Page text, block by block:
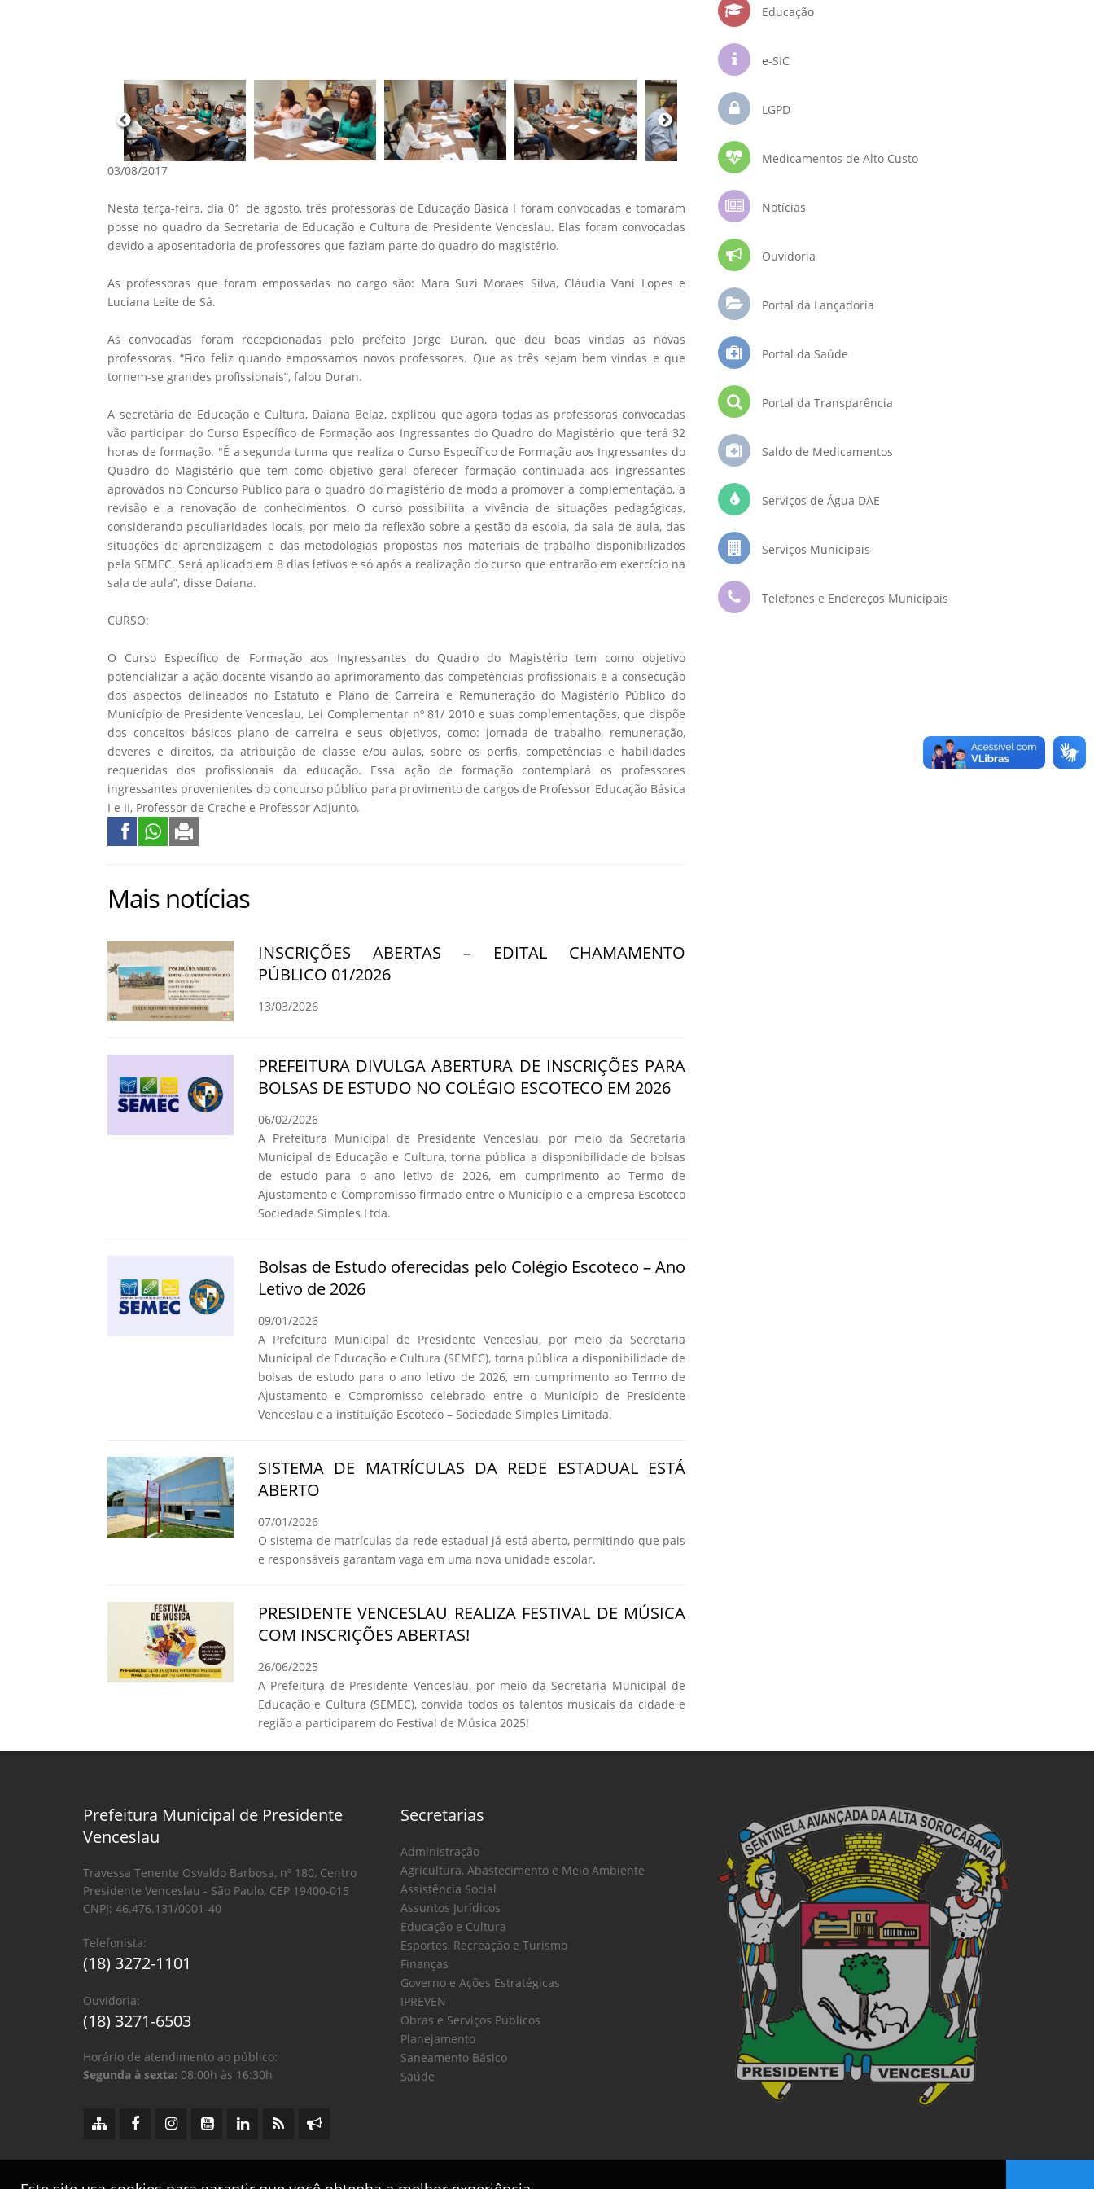
03/08/2017
Nesta terça-feira, dia 01 de agosto, três professoras de Educação Básica I foram convocadas e tomaram
posse no quadro da Secretaria de Educação e Cultura de Presidente Venceslau. Elas foram convocadas
devido a aposentadoria de professores que faziam parte do quadro do magistério.
As professoras que foram empossadas no cargo são: Mara Suzi Moraes Silva, Cláudia Vani Lopes e
Luciana Leite de Sá.
As convocadas foram recepcionadas pelo prefeito Jorge Duran, que deu boas vindas as novas
professoras. “Fico feliz quando empossamos novos professores. Que as três sejam bem vindas e que
tornem-se grandes profissionais”, falou Duran.
A secretária de Educação e Cultura, Daiana Belaz, explicou que agora todas as professoras convocadas
vão participar do Curso Específico de Formação aos Ingressantes do Quadro do Magistério, que terá 32
horas de formação. "É a segunda turma que realiza o Curso Específico de Formação aos Ingressantes do
Quadro do Magistério que tem como objetivo geral oferecer formação continuada aos ingressantes
aprovados no Concurso Público para o quadro do magistério de modo a promover a complementação, a
revisão e a renovação de conhecimentos. O curso possibilita a vivência de situações pedagógicas,
considerando peculiaridades locais, por meio da reflexão sobre a gestão da escola, da sala de aula, das
situações de aprendizagem e das metodologias propostas nos materiais de trabalho disponibilizados
pela SEMEC. Será aplicado em 8 dias letivos e só após a realização do curso que entrarão em exercício na
sala de aula”, disse Daiana.
CURSO:
O Curso Específico de Formação aos Ingressantes do Quadro do Magistério tem como objetivo
potencializar a ação docente visando ao aprimoramento das competências profissionais e a consecução
dos aspectos delineados no Estatuto e Plano de Carreira e Remuneração do Magistério Público do
Município de Presidente Venceslau, Lei Complementar nº 81/ 2010 e suas complementações, que dispõe
dos conceitos básicos plano de carreira e seus objetivos, como: jornada de trabalho, remuneração,
deveres e direitos, da atribuição de classe e/ou aulas, sobre os perfis, competências e habilidades
requeridas dos profissionais da educação. Essa ação de formação contemplará os professores
ingressantes provenientes do concurso público para provimento de cargos de Professor Educação Básica
I e II, Professor de Creche e Professor Adjunto.
Mais notícias
INSCRIÇÕES ABERTAS – EDITAL CHAMAMENTO
PÚBLICO 01/2026
13/03/2026
PREFEITURA DIVULGA ABERTURA DE INSCRIÇÕES PARA
BOLSAS DE ESTUDO NO COLÉGIO ESCOTECO EM 2026
06/02/2026
A Prefeitura Municipal de Presidente Venceslau, por meio da Secretaria
Municipal de Educação e Cultura, torna pública a disponibilidade de bolsas
de estudo para o ano letivo de 2026, em cumprimento ao Termo de
Ajustamento e Compromisso firmado entre o Município e a empresa Escoteco
Sociedade Simples Ltda.
Bolsas de Estudo oferecidas pelo Colégio Escoteco – Ano
Letivo de 2026
09/01/2026
A Prefeitura Municipal de Presidente Venceslau, por meio da Secretaria
Municipal de Educação e Cultura (SEMEC), torna pública a disponibilidade de
bolsas de estudo para o ano letivo de 2026, em cumprimento ao Termo de
Ajustamento e Compromisso celebrado entre o Município de Presidente
Venceslau e a instituição Escoteco – Sociedade Simples Limitada.
SISTEMA DE MATRÍCULAS DA REDE ESTADUAL ESTÁ
ABERTO
07/01/2026
O sistema de matrículas da rede estadual já está aberto, permitindo que pais
e responsáveis garantam vaga em uma nova unidade escolar.
PRESIDENTE VENCESLAU REALIZA FESTIVAL DE MÚSICA
COM INSCRIÇÕES ABERTAS!
26/06/2025
A Prefeitura de Presidente Venceslau, por meio da Secretaria Municipal de
Educação e Cultura (SEMEC), convida todos os talentos musicais da cidade e
região a participarem do Festival de Música 2025!
Educação
e-SIC
LGPD
Medicamentos de Alto Custo
Notícias
Ouvidoria
Portal da Lançadoria
Portal da Saúde
Portal da Transparência
Saldo de Medicamentos
Serviços de Água DAE
Serviços Municipais
Telefones e Endereços Municipais
Prefeitura Municipal de Presidente
Venceslau
Travessa Tenente Osvaldo Barbosa, nº 180, Centro
Presidente Venceslau - São Paulo, CEP 19400-015
CNPJ: 46.476.131/0001-40
Telefonista:
(18) 3272-1101
Ouvidoria:
(18) 3271-6503
Horário de atendimento ao público:
Segunda à sexta: 08:00h às 16:30h
Secretarias
Administração
Agricultura, Abastecimento e Meio Ambiente
Assistência Social
Assuntos Jurídicos
Educação e Cultura
Esportes, Recreação e Turismo
Finanças
Governo e Ações Estratégicas
IPREVEN
Obras e Serviços Públicos
Planejamento
Saneamento Básico
Saúde